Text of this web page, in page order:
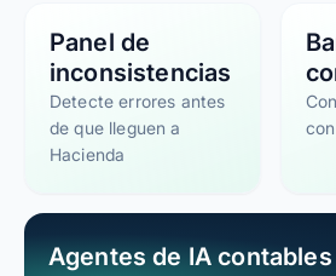
Panel de
inconsistencias
Detecte errores antes
de que lleguen a
Hacienda
Agentes de IA contables